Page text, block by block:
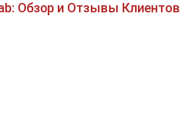
Обзор и Отзывы Клиентов